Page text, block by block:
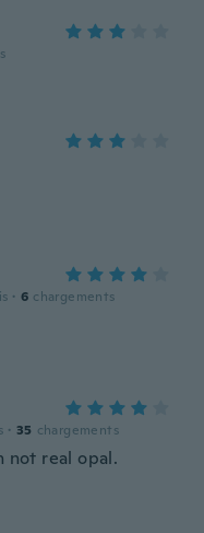
· 6 chargements
· 35 chargements
not real opal.